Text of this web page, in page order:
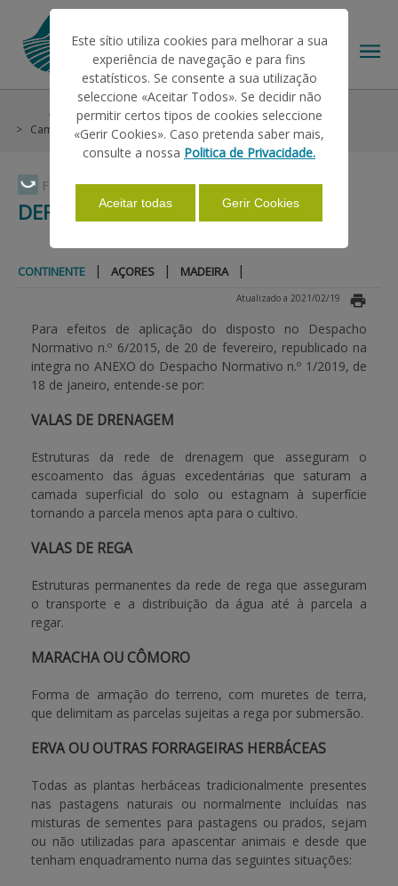
Faça Swipe para ver o menu
O IFAP
AJUDAS/APOIOS
INFORMAÇÕES
PAGAMENTOS
Entrar / Registar
Ajudas/Apoios Condições Gerais
Condicionalidade
Campanha 2021
Definições Continente
DEFINIÇÕES
CONTINENTE | AÇORES | MADEIRA |
Atualizado a 2021/02/19
Para efeitos de aplicação do disposto no Despacho
Normativo n.º 6/2015, de 20 de fevereiro, republicado na
integra no ANEXO do Despacho Normativo n.º 1/2019, de
18 de janeiro, entende-se por:
VALAS DE DRENAGEM
Estruturas da rede de drenagem que asseguram o
escoamento das águas excedentárias que saturam a
camada superficial do solo ou estagnam à superfície
tornando a parcela menos apta para o cultivo.
VALAS DE REGA
Estruturas permanentes da rede de rega que asseguram
o transporte e a distribuição da água até à parcela a
regar.
MARACHA OU CÔMORO
Forma de armação do terreno, com muretes de terra,
que delimitam as parcelas sujeitas a rega por submersão.
ERVA OU OUTRAS FORRAGEIRAS HERBÁCEAS
Todas as plantas herbáceas tradicionalmente presentes
nas pastagens naturais ou normalmente incluídas nas
misturas de sementes para pastagens ou prados, sejam
ou não utilizadas para apascentar animais e desde que
tenham enquadramento numa das seguintes situações:
Este sítio utiliza cookies para melhorar a sua
experiência de navegação e para fins
estatísticos. Se consente a sua utilização
seleccione «Aceitar Todos». Se decidir não
permitir certos tipos de cookies seleccione
«Gerir Cookies». Caso pretenda saber mais,
consulte a nossa Politica de Privacidade.
Aceitar todas Gerir Cookies